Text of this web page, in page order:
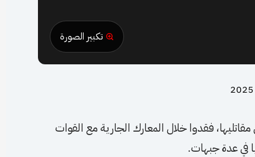
تكبير الصورة
سوريا الديمقراطية “قسد” أسماء 8 من مقاتليها، فقدوا خلال المعارك الجارية مع القوات
في عدة جبهات.